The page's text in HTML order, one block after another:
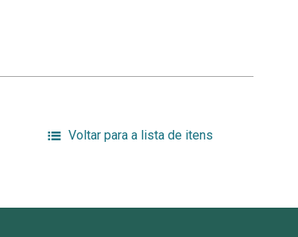
Voltar para a lista de itens